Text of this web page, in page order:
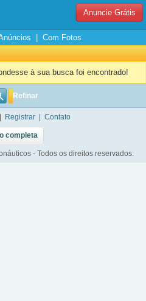
Anuncie Grátis
Com Fotos
à sua busca foi encontrado!
Refinar
Registrar Contato
completa
- Todos os direitos reservados.